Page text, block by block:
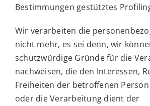
Bestimmungen gestütztes
Wir verarbeiten die
nicht mehr, es sei denn, wir
schutzwürdige Gründe für die
nachweisen, die den Interessen,
Freiheiten der betroffenen
oder die Verarbeitung dient der